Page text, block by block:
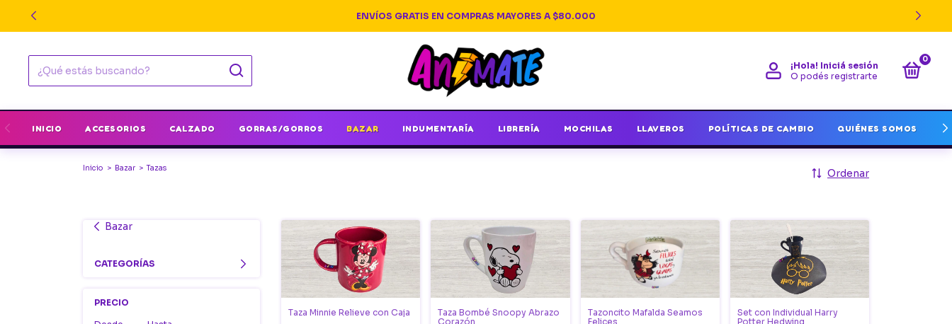
ENVÍOS GRATIS EN COMPRAS MAYORES A $80.000
¡Hola! Iniciá sesión
O podés registrarte
0
INICIO ACCESORIOS CALZADO GORRAS/GORROS BAZAR INDUMENTARÍA LIBRERÍA MOCHILAS LLAVEROS POLÍTICAS DE CAMBIO QUIÉNES SOMOS
Inicio > Bazar > Tazas Ordenar
Bazar
CATEGORÍAS
PRECIO
Taza Minnie Relieve con Caja
Taza Bombé Snoopy Abrazo
Corazón
Tazoncito Mafalda Seamos
Felices
Set con Individual Harry
Potter Hedwing